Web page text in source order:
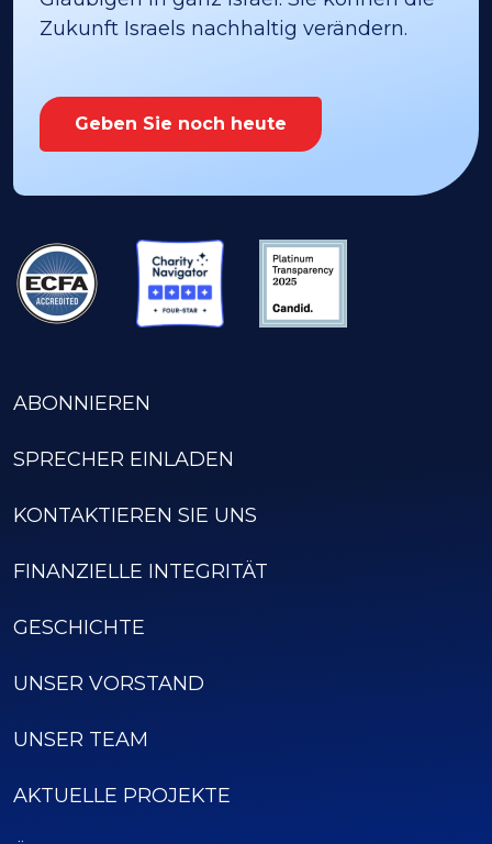
Zukunft Israels nachhaltig verändern.
Geben Sie noch heute
ABONNIEREN
SPRECHER EINLADEN
KONTAKTIEREN SIE UNS
FINANZIELLE INTEGRITÄT
GESCHICHTE
UNSER VORSTAND
UNSER TEAM
AKTUELLE PROJEKTE